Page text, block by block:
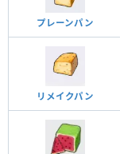
プレーンパン
リメイクパン